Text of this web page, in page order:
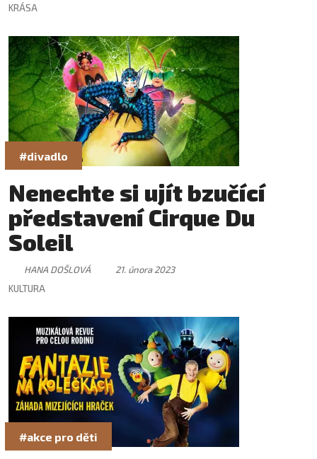
KRÁSA
#divadlo
Nenechte si ujít bzučící
představení Cirque Du
Soleil
HANA DOŠLOVÁ
21. února 2023
KULTURA
#akce pro děti